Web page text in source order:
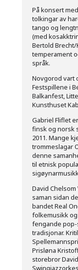
På konsert
tolkingar av
tango og
(med
Bertold
temperament
språk.
Novgorod vart
Festspillene i
Balkanfest,
Kunsthuset
Gabriel Fliflet
finsk og norsk
2011. Mange
trommeslagar
denne
til etnisk
David
saman sidan
bandet Real
folkemusikk
fengande pop-
tradisjonar.
Prisløna
storebror